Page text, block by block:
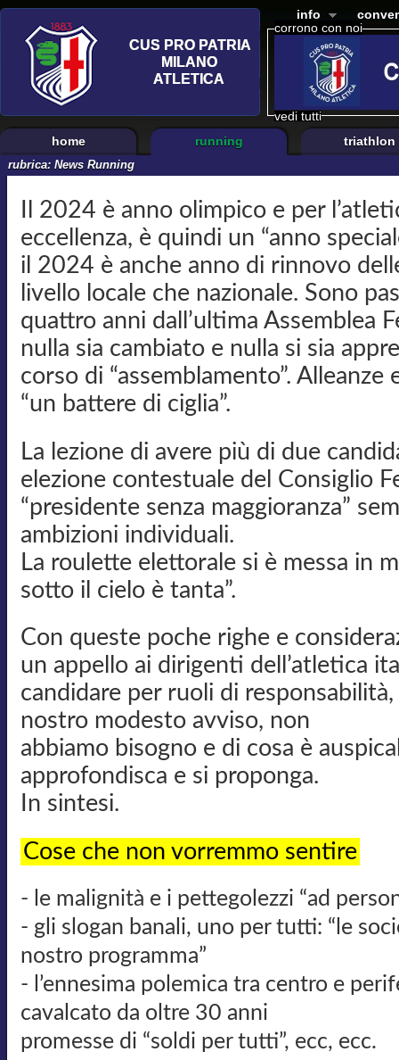
corrono con noi
vedi tutti
info
home running triathlon
rubrica: News Running
Il 2024 è anno olimpico e per
eccellenza, è quindi un “anno
il 2024 è anche anno di rinnovo
livello locale che nazionale. Sono
quattro anni dall’ultima Assemblea
nulla sia cambiato e nulla si sia
corso di “assemblamento”.
“un battere di ciglia”.
La lezione di avere più di due
elezione contestuale del Consiglio
“presidente senza maggioranza”
ambizioni individuali.
La roulette elettorale si è messa in
sotto il cielo è tanta”.
Con queste poche righe e
un appello ai dirigenti dell’atletica
candidare per ruoli di
nostro modesto avviso, non
abbiamo bisogno e di cosa è
approfondisca e si proponga.
In sintesi.
Cose che non vorremmo sentire
- le malignità e i pettegolezzi “ad
- gli slogan banali, uno per tutti: “le
nostro programma”
- l’ennesima polemica tra centro e
cavalcato da oltre 30 anni
promesse di “soldi per tutti”, ecc, ecc.